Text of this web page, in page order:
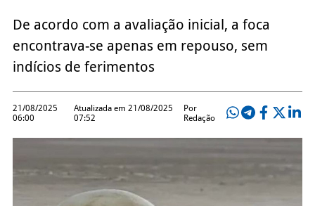
De acordo com a avaliação inicial, a foca
encontrava-se apenas em repouso, sem
indícios de ferimentos
21/08/2025
06:00
Atualizada em 21/08/2025
07:52
Por
Redação